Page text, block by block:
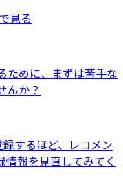
で見る
ために、まずは苦手な
んか？
するほど、レコメン
情報を見直してみてく